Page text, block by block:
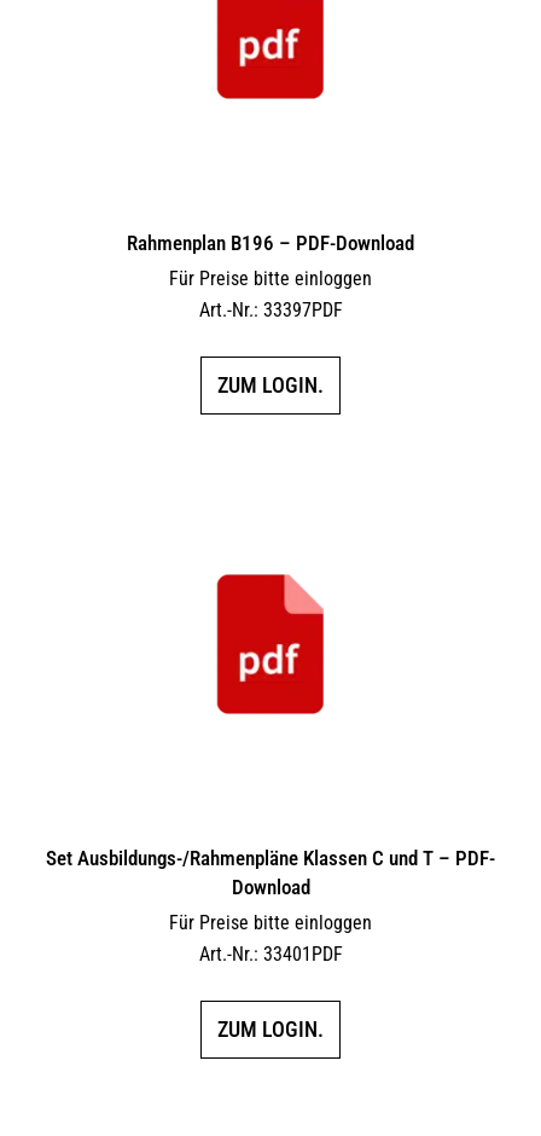
Rahmenplan B196 – PDF-Download
Für Preise bitte einloggen
Art.-Nr.: 33397PDF
ZUM LOGIN.
Set Ausbildungs-/Rahmenpläne Klassen C und T – PDF-
Download
Für Preise bitte einloggen
Art.-Nr.: 33401PDF
ZUM LOGIN.